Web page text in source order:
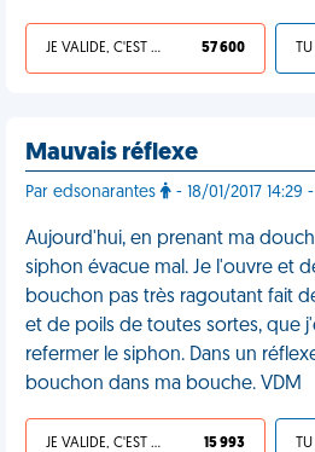
JE VALIDE, C'EST UNE VDM 57 600
Mauvais réflexe
Par edsonarantes - 18/01/2017 14:29
Aujourd'hui, en prenant ma
siphon évacue mal. Je l'ouvre et
bouchon pas très ragoutant fait
et de poils de toutes sortes, que
refermer le siphon. Dans un
bouchon dans ma bouche. VDM
JE VALIDE, C'EST UNE VDM 15 993